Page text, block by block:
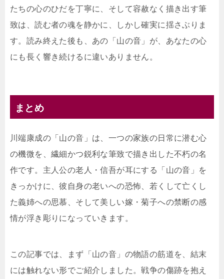
たちの心のひだを丁寧に、そして容赦なく描き出す筆
致は、読む者の魂を静かに、しかし確実に揺さぶりま
す。読み終えた後も、あの「山の音」が、あなたの心
にも長く響き続けるに違いありません。
まとめ
川端康成の「山の音」は、一つの家族の日常に潜む心
の機微を、繊細かつ鋭利な筆致で描き出した不朽の名
作です。主人公の老人・信吾が耳にする「山の音」を
きっかけに、彼自身の老いへの恐怖、若くして亡くし
た義姉への思慕、そして美しい嫁・菊子への禁断の感
情が浮き彫りになっていきます。
この記事では、まず「山の音」の物語の筋道を、結末
には触れない形でご紹介しました。戦争の傷跡を抱え